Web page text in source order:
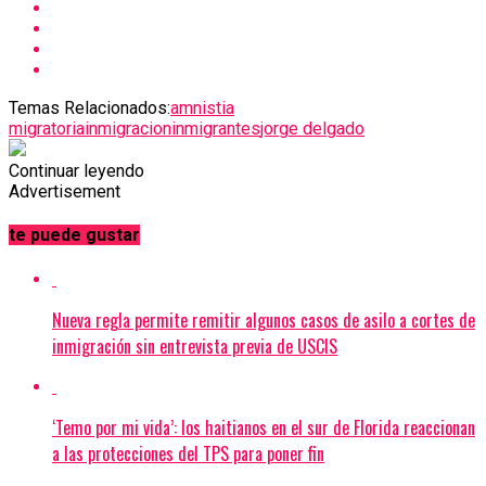
Temas Relacionados:amnistia
migratoriainmigracioninmigrantesjorge delgado
Continuar leyendo
Advertisement
te puede gustar
Nueva regla permite remitir algunos casos de asilo a cortes de
inmigración sin entrevista previa de USCIS
‘Temo por mi vida’: los haitianos en el sur de Florida reaccionan
a las protecciones del TPS para poner fin